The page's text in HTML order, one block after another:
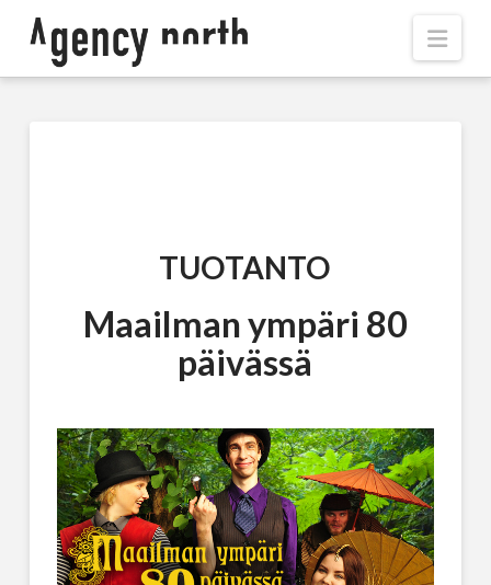
TUOTANTO
Maailman ympäri 80
päivässä